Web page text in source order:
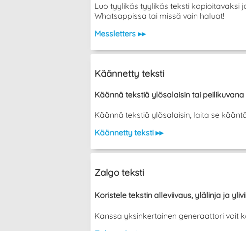
Luo tyylikäs tyylikäs teksti kopioitavaksi
Whatsappissa tai missä vain haluat!
Messletters ▸▸
Käännetty teksti
Käännä tekstiä ylösalaisin tai peilikuvana
Käännä tekstiä ylösalaisin, laita se
Käännetty teksti ▸▸
Zalgo teksti
Koristele tekstin alleviivaus, ylälinja ja
Kanssa yksinkertainen generaattori voit